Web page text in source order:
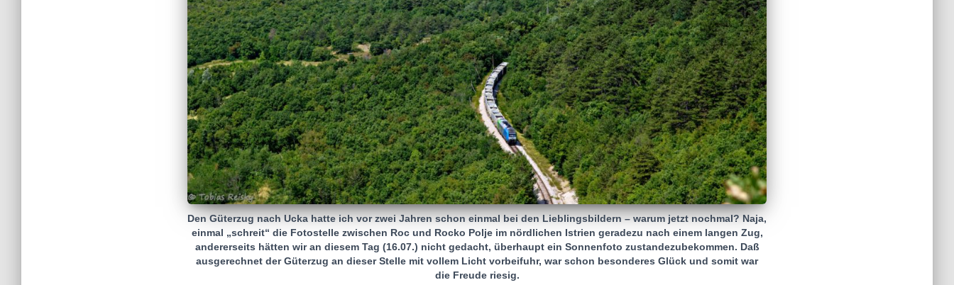
Den Güterzug nach Ucka hatte ich vor zwei Jahren schon einmal bei den Lieblingsbildern – warum jetzt nochmal? Naja,
einmal „schreit“ die Fotostelle zwischen Roc und Rocko Polje im nördlichen Istrien geradezu nach einem langen Zug,
andererseits hätten wir an diesem Tag (16.07.) nicht gedacht, überhaupt ein Sonnenfoto zustandezubekommen. Daß
ausgerechnet der Güterzug an dieser Stelle mit vollem Licht vorbeifuhr, war schon besonderes Glück und somit war
die Freude riesig.